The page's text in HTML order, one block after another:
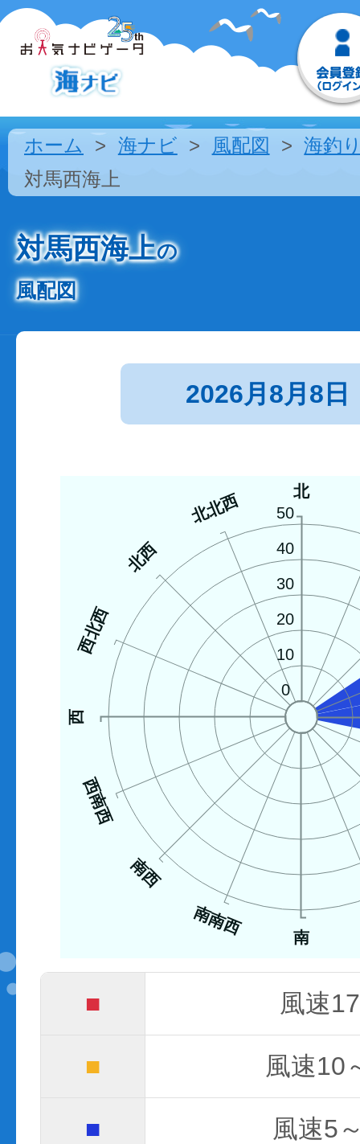
ホーム 海ナビ 風配図
海釣
対馬西海上
対馬西海上の
風配図
2026月8月8日
北
南
南南西
南西
西南西
西
西北西
北西
北北西
0
10
20
30
40
50
■ 風速
■ 風速10
■ 風速5